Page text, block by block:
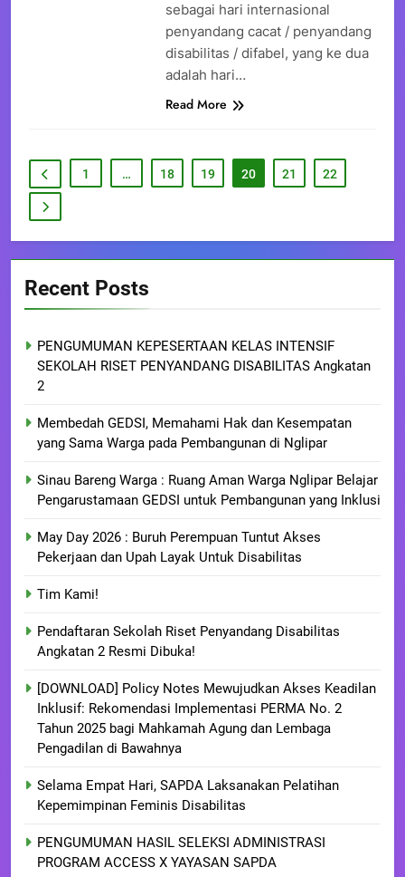
sebagai hari internasional
penyandang cacat / penyandang
disabilitas / difabel, yang ke dua
adalah hari…
Read More
1 … 18 19 20 21 22
Recent Posts
PENGUMUMAN KEPESERTAAN KELAS INTENSIF
SEKOLAH RISET PENYANDANG DISABILITAS Angkatan
2
Membedah GEDSI, Memahami Hak dan Kesempatan
yang Sama Warga pada Pembangunan di Nglipar
Sinau Bareng Warga : Ruang Aman Warga Nglipar Belajar
Pengarustamaan GEDSI untuk Pembangunan yang Inklusi
May Day 2026 : Buruh Perempuan Tuntut Akses
Pekerjaan dan Upah Layak Untuk Disabilitas
Tim Kami!
Pendaftaran Sekolah Riset Penyandang Disabilitas
Angkatan 2 Resmi Dibuka!
[DOWNLOAD] Policy Notes Mewujudkan Akses Keadilan
Inklusif: Rekomendasi Implementasi PERMA No. 2
Tahun 2025 bagi Mahkamah Agung dan Lembaga
Pengadilan di Bawahnya
Selama Empat Hari, SAPDA Laksanakan Pelatihan
Kepemimpinan Feminis Disabilitas
PENGUMUMAN HASIL SELEKSI ADMINISTRASI
PROGRAM ACCESS X YAYASAN SAPDA